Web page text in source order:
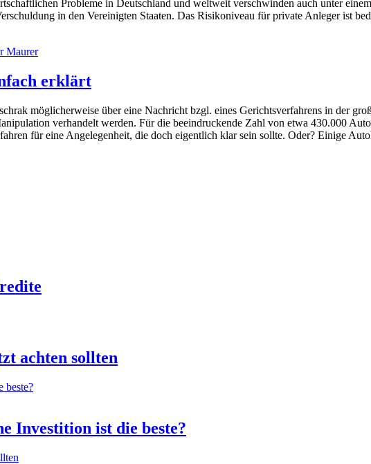
Probleme in Deutschland und weltweit verschwinden auch unter
in den Vereinigten Staaten. Das Risikoniveau für private Anleger ist
Maurer
erklärt
möglicherweise über eine Nachricht bzgl. eines Gerichtsverfahrens in der
verhandelt werden. Für die beeindruckende Zahl von etwa 430.000
für eine Angelegenheit, die doch eigentlich klar sein sollte. Oder? Einige
achten sollten
Investition ist die beste?